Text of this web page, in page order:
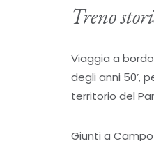
Treno
Viaggia a
degli anni 50’,
territorio del
Giunti a